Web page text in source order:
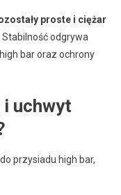
proste i ciężar
Stabilność odgrywa
bar oraz ochrony
uchwyt
przysiadu high bar,